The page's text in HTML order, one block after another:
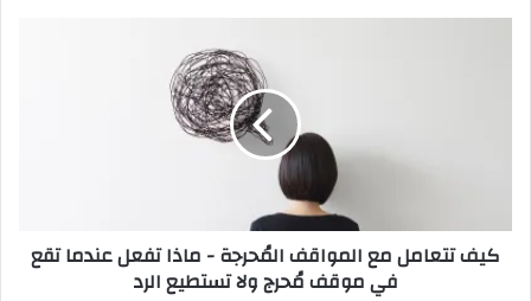
كيف تتعامل مع المواقف المُحرجة - ماذا تفعل عندما تقع
في موقف مُحرج ولا تستطيع الرد